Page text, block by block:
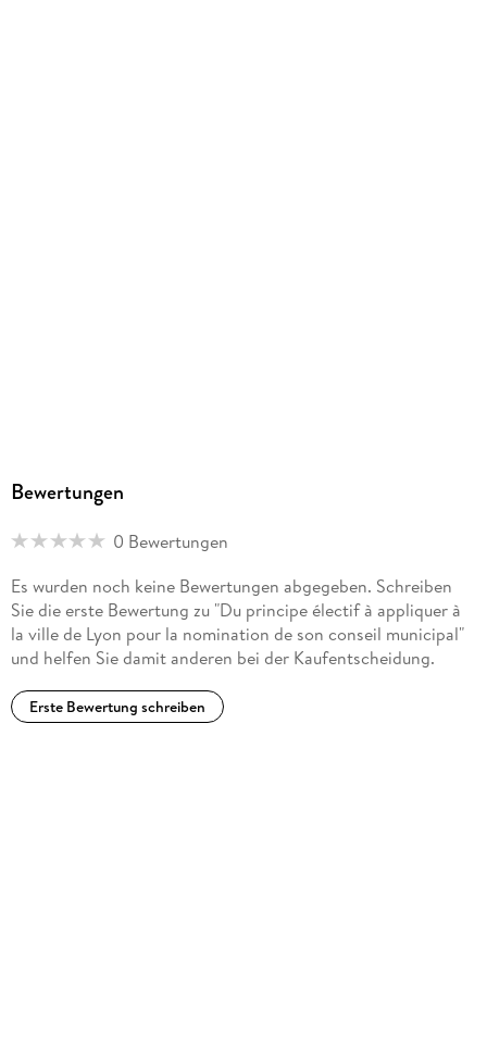
Bewertungen
0 Bewertungen
Es wurden noch keine Bewertungen abgegeben. Schreiben
Sie die erste Bewertung zu "Du principe électif à appliquer à
la ville de Lyon pour la nomination de son conseil municipal"
und helfen Sie damit anderen bei der Kaufentscheidung.
Erste Bewertung schreiben